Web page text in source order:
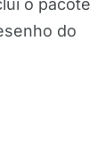
o pacote
do